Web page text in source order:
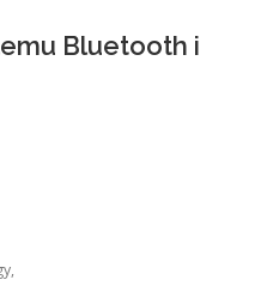
Bluetooth i